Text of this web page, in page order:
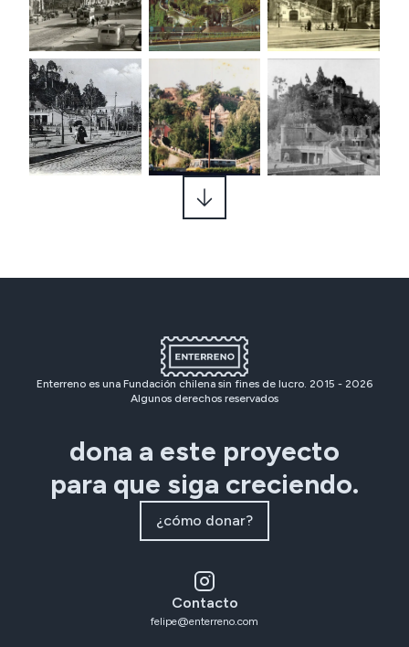
Enterreno es una Fundación chilena sin fines de lucro. 2015 - 2026
Algunos derechos reservados
dona a este proyecto
para que siga creciendo.
¿cómo donar?
Contacto
felipe@enterreno.com